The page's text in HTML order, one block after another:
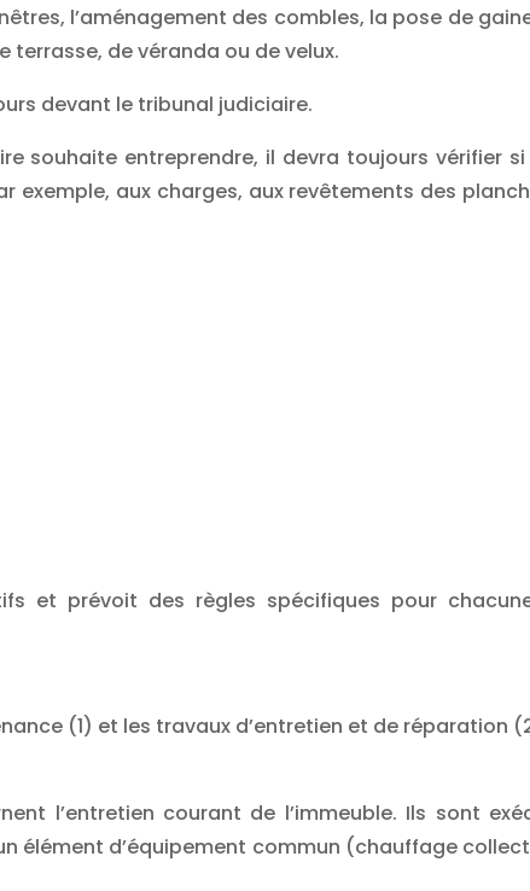
l’aménagement des combles, la pose de
terrasse, de véranda ou de velux.
devant le tribunal judiciaire.
souhaite entreprendre, il devra toujours vérifier
aux charges, aux revêtements des
et prévoit des règles spécifiques pour
(1) et les travaux d’entretien et de réparation
l’entretien courant de l’immeuble. Ils sont
élément d’équipement commun (chauffage